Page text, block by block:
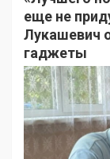
еще не
Лукашевич
гаджеты